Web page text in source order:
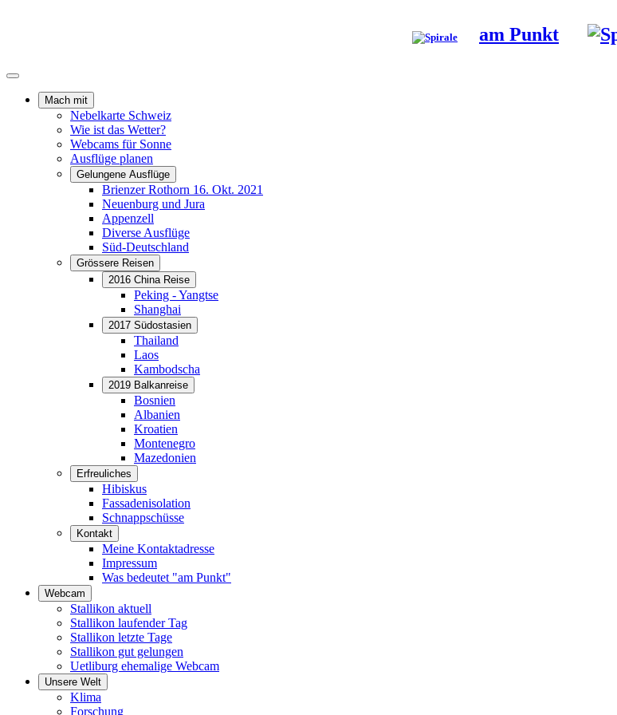
am Punkt
Mach mit
Nebelkarte Schweiz
Wie ist das Wetter?
Webcams für Sonne
Ausflüge planen
Gelungene Ausflüge
Brienzer Rothorn 16. Okt. 2021
Neuenburg und Jura
Appenzell
Diverse Ausflüge
Süd-Deutschland
Grössere Reisen
2016 China Reise
Peking - Yangtse
Shanghai
2017 Südostasien
Thailand
Laos
Kambodscha
2019 Balkanreise
Bosnien
Albanien
Kroatien
Montenegro
Mazedonien
Erfreuliches
Hibiskus
Fassadenisolation
Schnappschüsse
Kontakt
Meine Kontaktadresse
Impressum
Was bedeutet "am Punkt"
Webcam
Stallikon aktuell
Stallikon laufender Tag
Stallikon letzte Tage
Stallikon gut gelungen
Uetliburg ehemalige Webcam
Unsere Welt
Klima
Forschung